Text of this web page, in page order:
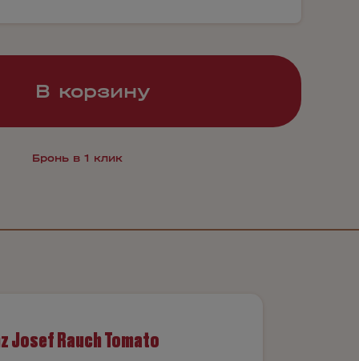
В корзину
Бронь в 1 клик
Josef Rauch Tomato